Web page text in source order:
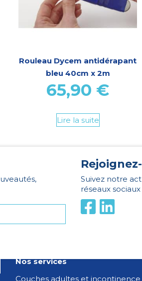
Rouleau Dycem antidérapant
bleu 40cm x 2m
65,90 €
Lire la suite
Suivez notre
réseaux sociaux
Nos services
Couches adultes et incontinence